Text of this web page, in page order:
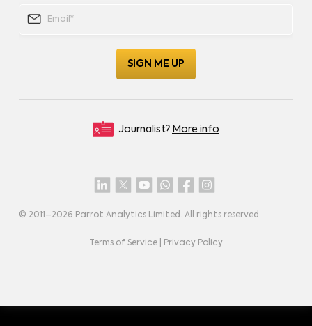
Journalist? More info
© 2011–2026 Parrot Analytics Limited. All rights reserved.
Terms of Service Privacy Policy